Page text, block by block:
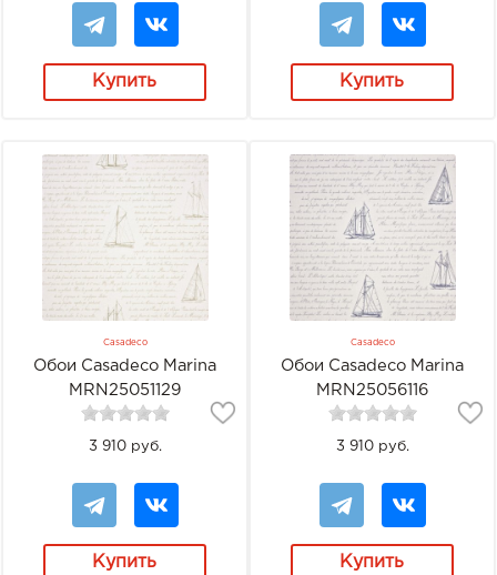
Купить Купить
Casadeco
Обои Casadeco Marina
MRN25051129
3 910 руб.
Купить
Casadeco
Обои Casadeco Marina
MRN25056116
3 910 руб.
Купить